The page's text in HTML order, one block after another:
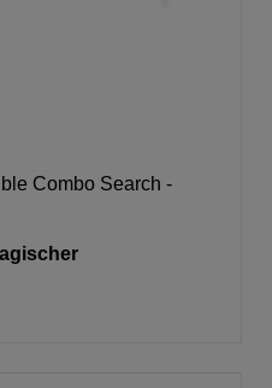
Combo Search -